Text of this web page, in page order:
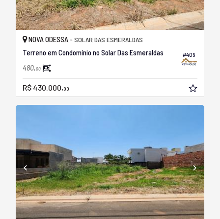
#409
NOVA ODESSA - SOLAR DAS ESMERALDAS
Terreno em Condomínio no Solar Das Esmeraldas
480,00
R$ 430.000,00